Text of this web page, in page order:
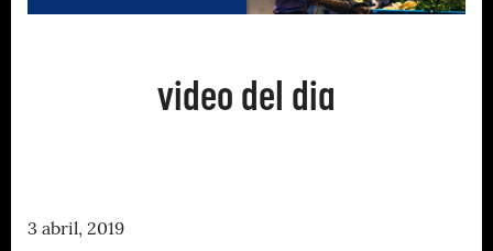
video del dia
3 abril, 2019